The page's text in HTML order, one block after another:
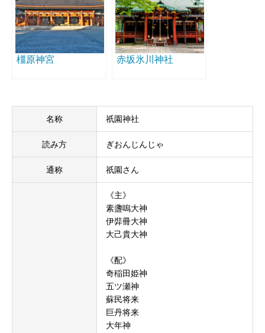
橿原神宮 赤坂氷川神社
名称 祇園神社
読み方 ぎおんじんじゃ
通称 祇園さん
《主》
素盞嗚大神
伊弉冊大神
大己貴大神
《配》
奇稲田姫神
五ツ瀬神
蘇民将来
巨丹将来
大年神